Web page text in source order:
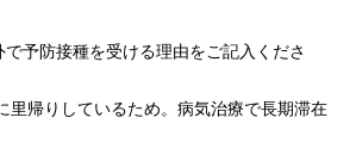
予防接種を受ける理由をご記入くださ
里帰りしているため。病気治療で長期滞在